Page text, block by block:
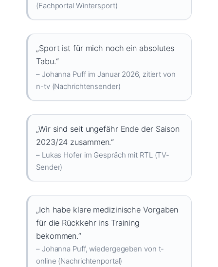
(Fachportal Wintersport)
„Sport ist für mich noch ein absolutes
Tabu.“
– Johanna Puff im Januar 2026, zitiert von
n-tv (Nachrichtensender)
„Wir sind seit ungefähr Ende der Saison
2023/24 zusammen.“
– Lukas Hofer im Gespräch mit RTL (TV-
Sender)
„Ich habe klare medizinische Vorgaben
für die Rückkehr ins Training
bekommen.“
– Johanna Puff, wiedergegeben von t-
online (Nachrichtenportal)